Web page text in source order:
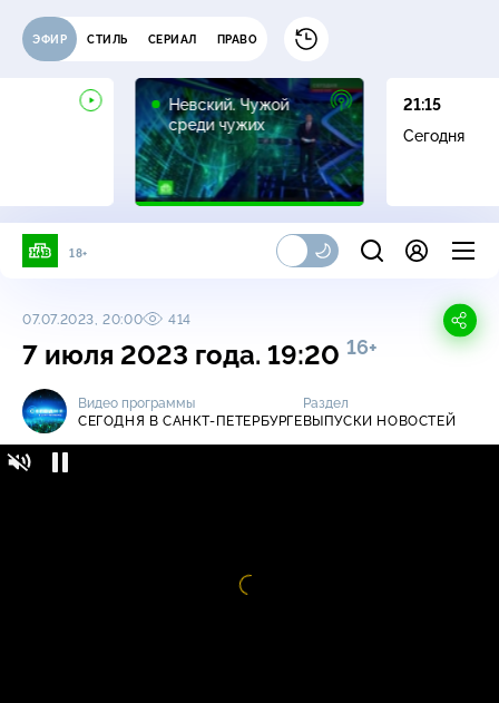
ЭФИР СТИЛЬ СЕРИАЛ ПРАВО
Невский. Чужой
среди чужих
16+
21:15
Сегодня
18+
07.07.2023, 20:00 414
7 июля 2023 года. 19:20 16+
Видео программы
СЕГОДНЯ В САНКТ-ПЕТЕРБУРГЕ
Раздел
ВЫПУСКИ НОВОСТЕЙ